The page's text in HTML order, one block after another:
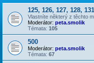
125, 126, 127, 128,
Vlastníte některý z těchto
Moderátor: peta.smolik
Témata: 105
500
Moderátor: peta.smolik
Témata: 67